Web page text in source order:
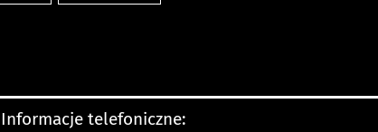
Informacje telefoniczne: